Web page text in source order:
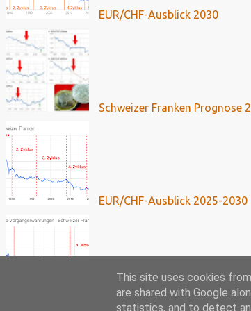
EUR/CHF-Ausblick 2030
Schweizer Franken Prognose
EUR/CHF-Ausblick 2025-2030
Franken-Kredite:
This site uses cookies
are shared with Google
statistics, and to detect